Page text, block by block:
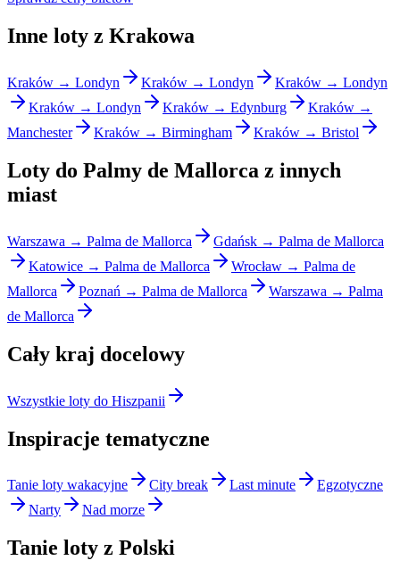
Inne loty z Krakowa
Kraków → Londyn Kraków → Londyn
Kraków → Londyn
Kraków → Londyn
Kraków → Edynburg
Kraków →
Manchester
Kraków → Birmingham Kraków → Bristol
Loty do Palmy de Mallorca z innych
miast
Warszawa → Palma de Mallorca
Gdańsk → Palma de Mallorca
Katowice → Palma de Mallorca
Wrocław → Palma de
Mallorca
Poznań → Palma de Mallorca
Warszawa → Palma
de Mallorca
Cały kraj docelowy
Wszystkie loty do Hiszpanii
Inspiracje tematyczne
Tanie loty wakacyjne City break Last minute
Egzotyczne
Narty
Nad morze
Tanie loty z Polski